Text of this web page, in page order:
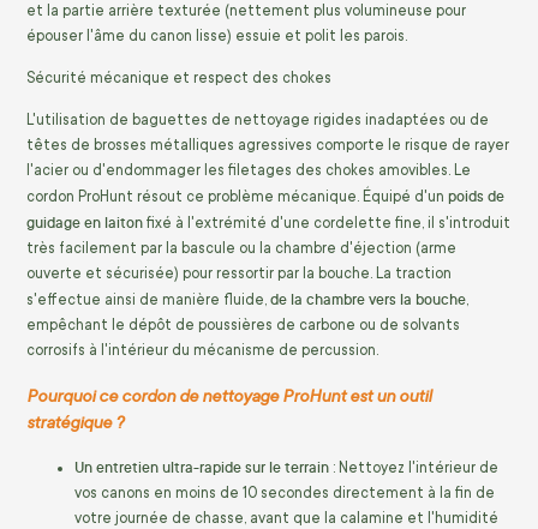
et la partie arrière texturée (nettement plus volumineuse pour
épouser l'âme du canon lisse) essuie et polit les parois.
Sécurité mécanique et respect des chokes
L'utilisation de baguettes de nettoyage rigides inadaptées ou de
têtes de brosses métalliques agressives comporte le risque de rayer
l'acier ou d'endommager les filetages des chokes amovibles. Le
cordon ProHunt résout ce problème mécanique. Équipé d'un poids de
guidage en laiton fixé à l'extrémité d'une cordelette fine, il s'introduit
très facilement par la bascule ou la chambre d'éjection (arme
ouverte et sécurisée) pour ressortir par la bouche. La traction
s'effectue ainsi de manière fluide, de la chambre vers la bouche
empêchant le dépôt de poussières de carbone ou de solvants
corrosifs à l'intérieur du mécanisme de percussion.
Pourquoi ce cordon de nettoyage ProHunt est un outil
stratégique ?
Un entretien ultra-rapide sur le terrain : Nettoyez l'intérieur de
vos canons en moins de 10 secondes directement à la fin de
votre journée de chasse, avant que la calamine et l'humidité